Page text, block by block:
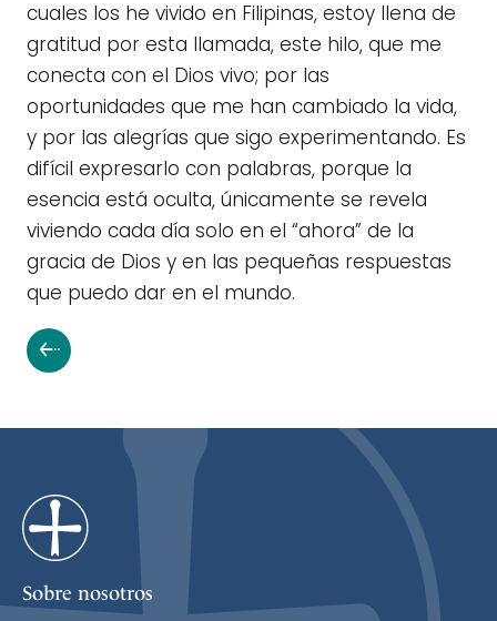
cuales los he vivido en Filipinas, estoy llena de
gratitud por esta llamada, este hilo, que me
conecta con el Dios vivo; por las
oportunidades que me han cambiado la vida,
y por las alegrías que sigo experimentando. Es
difícil expresarlo con palabras, porque la
esencia está oculta, únicamente se revela
viviendo cada día solo en el “ahora” de la
gracia de Dios y en las pequeñas respuestas
que puedo dar en el mundo.
Sobre nosotros